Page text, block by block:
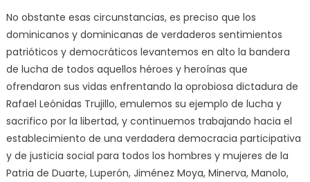
No obstante esas circunstancias, es preciso que los
dominicanos y dominicanas de verdaderos sentimientos
patrióticos y democráticos levantemos en alto la bandera
de lucha de todos aquellos héroes y heroínas que
ofrendaron sus vidas enfrentando la oprobiosa dictadura de
Rafael Leónidas Trujillo, emulemos su ejemplo de lucha y
sacrifico por la libertad, y continuemos trabajando hacia el
establecimiento de una verdadera democracia participativa
y de justicia social para todos los hombres y mujeres de la
Patria de Duarte, Luperón, Jiménez Moya, Minerva, Manolo,